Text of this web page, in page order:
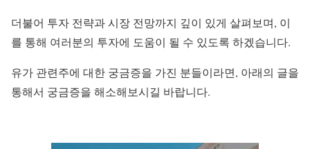
더불어 투자 전략과 시장 전망까지 깊이 있게 살펴보며, 이
를 통해 여러분의 투자에 도움이 될 수 있도록 하겠습니다.
유가 관련주에 대한 궁금증을 가진 분들이라면, 아래의 글을
통해서 궁금증을 해소해보시길 바랍니다.